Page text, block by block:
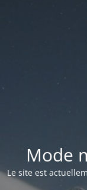
Mode
Le site est